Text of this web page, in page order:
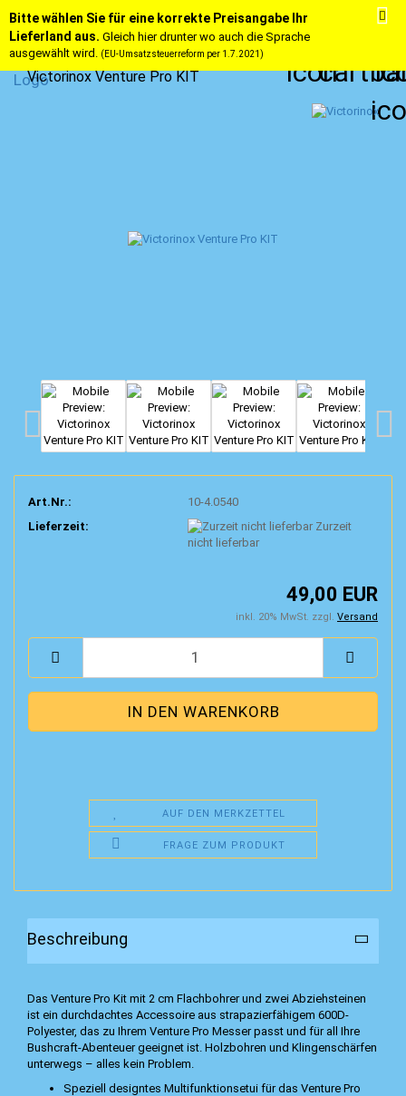
Bitte wählen Sie für eine korrekte Preisangabe Ihr
Lieferland aus. Gleich hier drunter wo auch die Sprache
ausgewählt wird. (EU-Umsatzsteuerreform per 1.7.2021)
Victorinox Venture Pro KIT
Art.Nr.:
10-4.0540
Lieferzeit:
Zurzeit
nicht lieferbar
49,00 EUR
inkl. 20% MwSt. zzgl. Versand
AUF DEN MERKZETTEL
FRAGE ZUM PRODUKT
Beschreibung
Das Venture Pro Kit mit 2 cm Flachbohrer und zwei Abziehsteinen
ist ein durchdachtes Accessoire aus strapazierfähigem 600D-
Polyester, das zu Ihrem Venture Pro Messer passt und für all Ihre
Bushcraft-Abenteuer geeignet ist. Holzbohren und Klingenschärfen
unterwegs – alles kein Problem.
Speziell designtes Multifunktionsetui für das Venture Pro